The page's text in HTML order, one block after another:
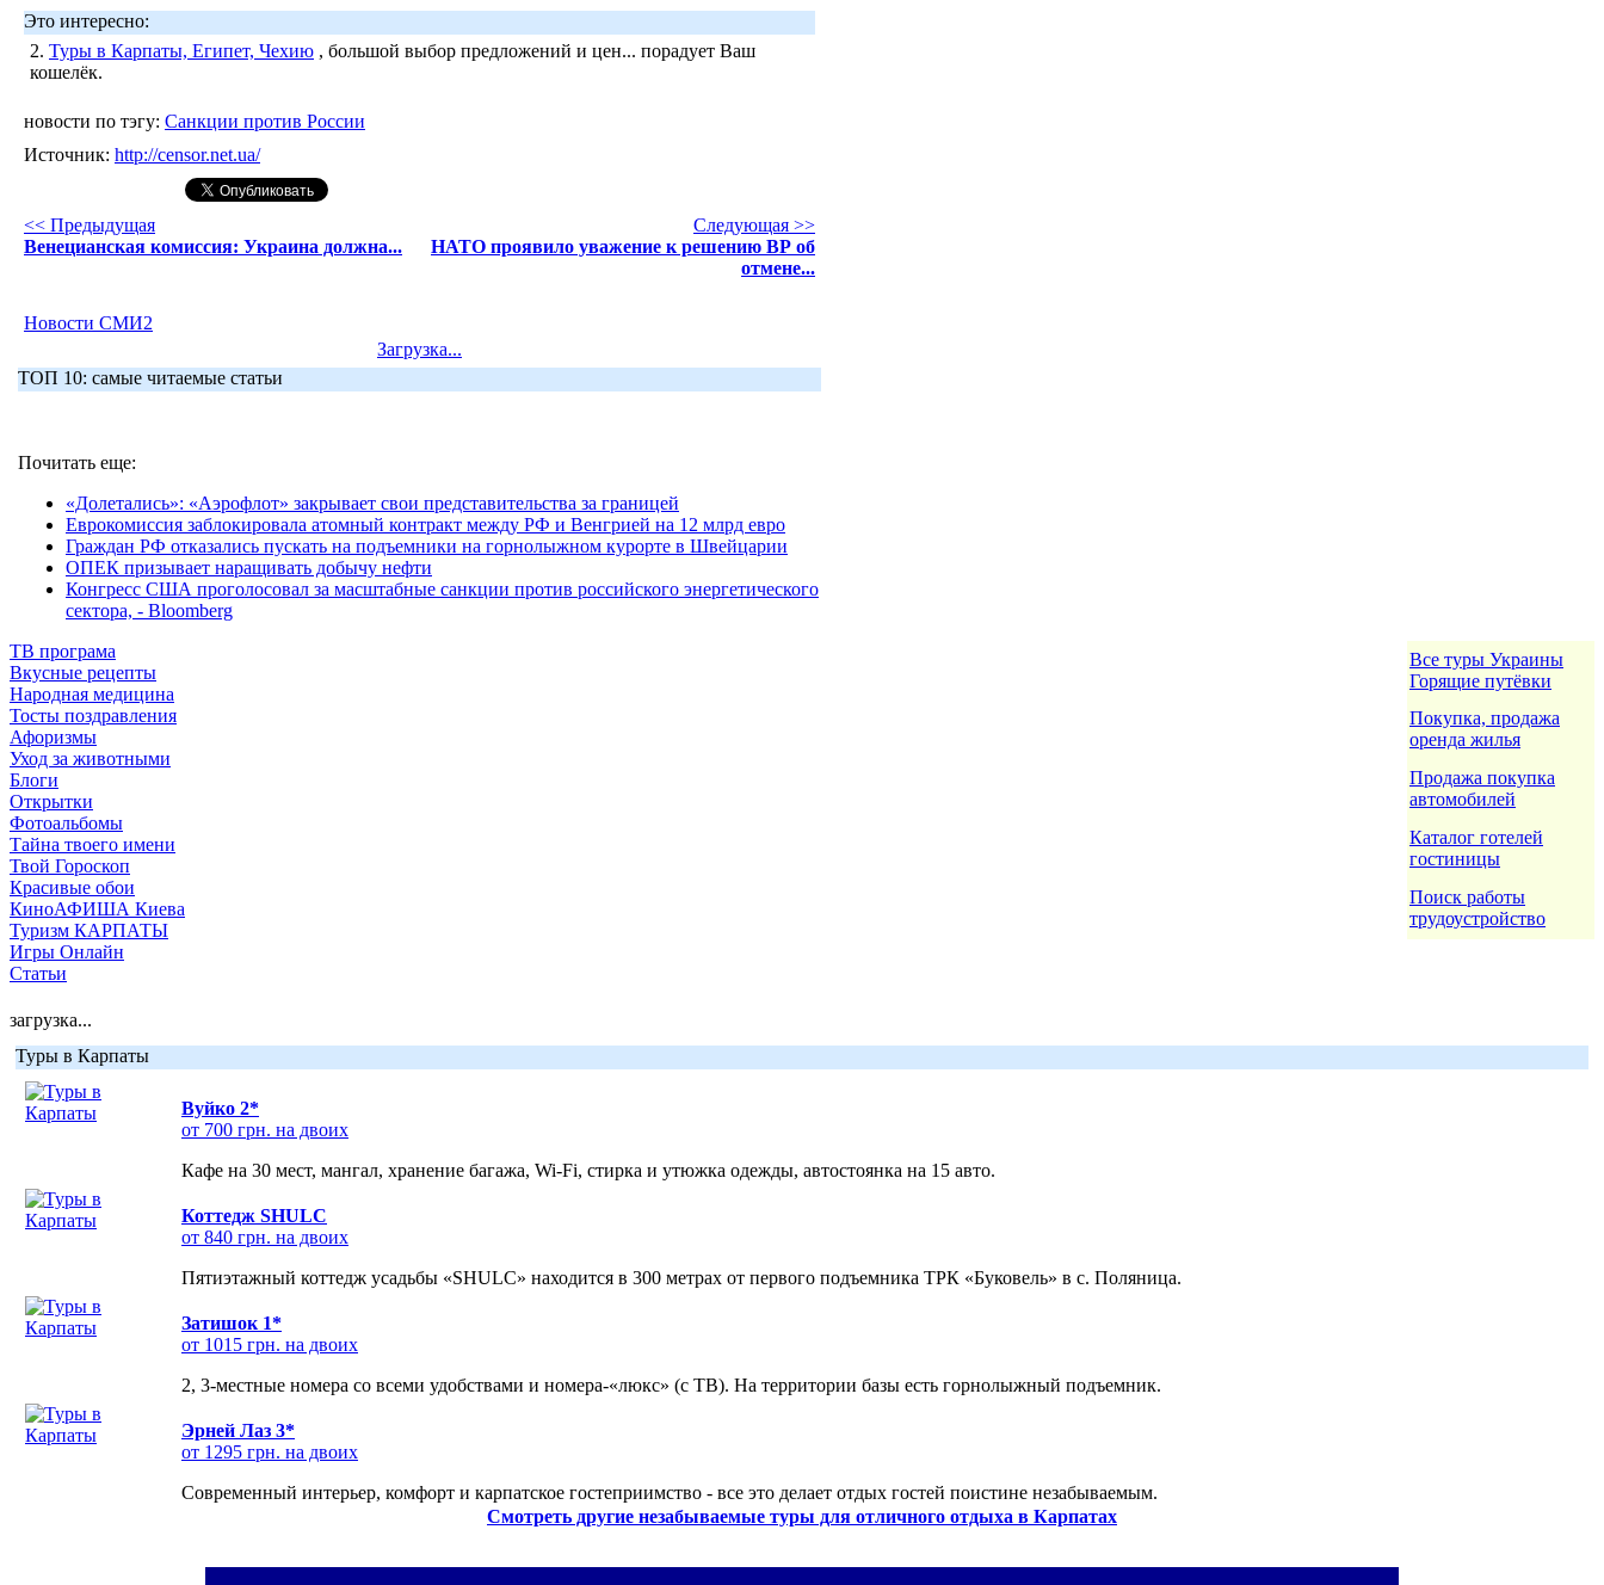
Это интересно:
2. Туры в Карпаты, Египет, Чехию , большой выбор предложений и цен... порадует Ваш
кошелёк.
новости по тэгу: Санкции против России
Источник: http://censor.net.ua/
<< Предыдущая
Венецианская комиссия: Украина должна...
Следующая >>
НАТО проявило уважение к решению ВР об
отмене...
Новости СМИ2
Загрузка...
ТОП 10: самые читаемые статьи
Почитать еще:
«Долетались»: «Аэрофлот» закрывает свои представительства за границей
Еврокомиссия заблокировала атомный контракт между РФ и Венгрией на 12 млрд евро
Граждан РФ отказались пускать на подъемники на горнолыжном курорте в Швейцарии
ОПЕК призывает наращивать добычу нефти
Конгресс США проголосовал за масштабные санкции против российского энергетического
сектора, - Bloomberg
ТВ програма
Вкусные рецепты
Народная медицина
Тосты поздравления
Афоризмы
Уход за животными
Блоги
Открытки
Фотоальбомы
Тайна твоего имени
Твой Гороскоп
Красивые обои
КиноАФИША Киева
Туризм КАРПАТЫ
Игры Онлайн
Статьи
Все туры Украины
Горящие путёвки
Покупка, продажа
оренда жилья
Продажа покупка
автомобилей
Каталог готелей
гостиницы
Поиск работы
трудоустройство
загрузка...
Туры в Карпаты
Вуйко 2*
от 700 грн. на двоих
Кафе на 30 мест, мангал, хранение багажа, Wi-Fi, стирка и утюжка одежды, автостоянка на 15 авто.
Коттедж SHULC
от 840 грн. на двоих
Пятиэтажный коттедж усадьбы «SHULC» находится в 300 метрах от первого подъемника ТРК «Буковель» в с. Поляница.
Затишок 1*
от 1015 грн. на двоих
2, 3-местные номера со всеми удобствами и номера-«люкс» (с ТВ). На территории базы есть горнолыжный подъемник.
Эрней Лаз 3*
от 1295 грн. на двоих
Современный интерьер, комфорт и карпатское гостеприимство - все это делает отдых гостей поистине незабываемым.
Смотреть другие незабываемые туры для отличного отдыха в Карпатах